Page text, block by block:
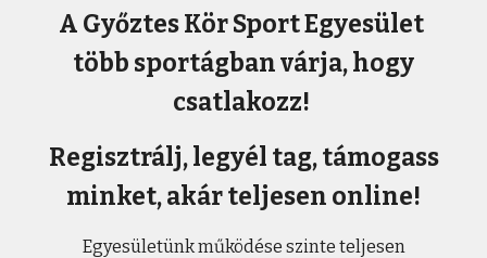
A Győztes Kör Sport Egyesület
több sportágban várja, hogy
csatlakozz!
Regisztrálj, legyél tag, támogass
minket, akár teljesen online!
Egyesületünk működése szinte teljesen